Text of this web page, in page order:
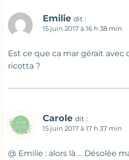
Emilie dit :
15 juin 2017 à 16 h 38 min
Est ce que ca mar gérait avec
ricotta ?
Carole dit :
15 juin 2017 à 17 h 37 min
@ Emilie : alors là … Désolée